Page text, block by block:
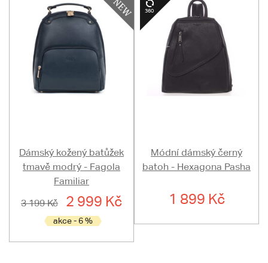
Dámský kožený batůžek
tmavě modrý - Fagola
Familiar
3 199 Kč
2 999 Kč
akce - 6 %
Módní dámský černý
batoh - Hexagona Pasha
1 899 Kč